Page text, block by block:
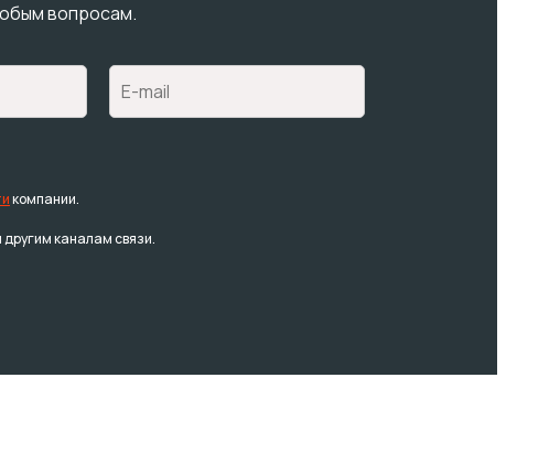
вопросам.
компании.
каналам связи.